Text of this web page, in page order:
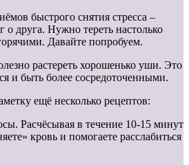
быстрого снятия стресса –
о друга. Нужно тереть настолько
Давайте попробуем.
растереть хорошенько уши. Это
и быть более сосредоточенными.
ещё несколько рецептов:
Расчёсывая в течение 10-15 минут
кровь и помогаете расслабиться